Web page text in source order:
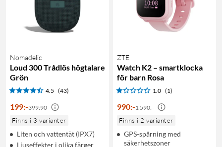
Nomadelic
Loud 300 Trådlös högtalare
Grön
4.5 (43)
199:-399:90
Finns i 3 varianter
Liten och vattentät (IPX7)
Ljuseffekter i olika färger
ZTE
Watch K2 – smartklocka
för barn Rosa
1.0 (1)
990:-1 590:-
Finns i 2 varianter
GPS-spårning med
säkerhetszoner